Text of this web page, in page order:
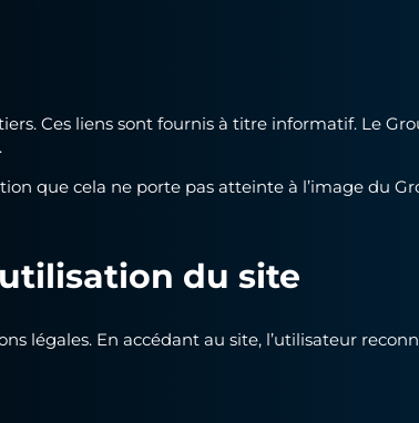
Ces liens sont fournis à titre informatif. Le
que cela ne porte pas atteinte à l’image du
du site
légales. En accédant au site, l’utilisateur